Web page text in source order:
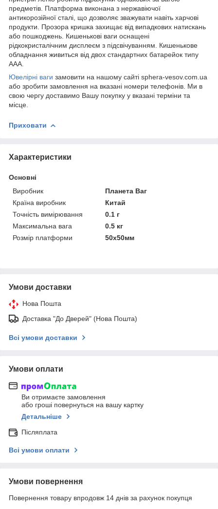
предметів. Платформа виконана з нержавіючої
антикорозійної сталі, що дозволяє зважувати навіть харчові
продукти. Прозора кришка захищає від випадкових натискань
або пошкоджень. Кишенькові ваги оснащені
рідкокристалічним дисплеєм з підсвічуванням. Кишенькове
обладнання живиться від двох стандартних батарейок типу
ААА.
Ювелірні ваги замовити на нашому сайті sphera-vesov.com.ua
або зробити замовлення на вказані номери телефонів. Ми в
свою чергу доставимо Вашу покупку у вказані терміни та
місце.
Приховати
Характеристики
Основні
Виробник
Планета Ваг
Країна виробник
Китай
Точність вимірювання
0.1 г
Максимальна вага
0.5 кг
Розмір платформи
50х50мм
Умови доставки
Нова Пошта
Доставка "До Дверей" (Нова Пошта)
Всі умови доставки
Умови оплати
Ви отримаєте замовлення
або гроші повернуться на вашу картку
Детальніше
Післяплата
Всі умови оплати
Умови повернення
Повернення товару впродовж 14 днів за рахунок покупця